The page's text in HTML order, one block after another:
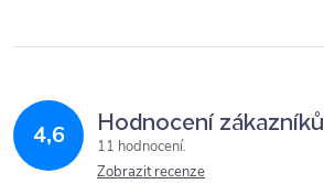
4,6 Hodnocení zákazníků
11 hodnocení
Zobrazit recenze